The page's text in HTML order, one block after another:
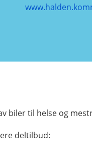
biler til helse og
deltilbud: